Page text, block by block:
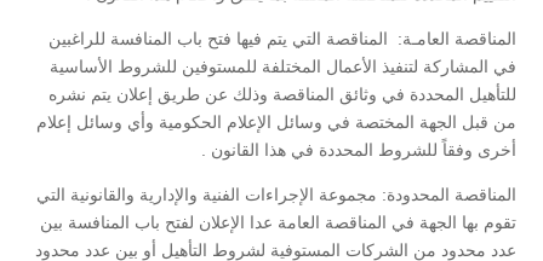
المناقصة العامـة:
المناقصة التي يتم فيها فتح باب المنافسة للراغبين
في المشاركة لتنفيذ الأعمال المختلفة للمستوفين للشروط الأساسية
للتأهيل المحددة في وثائق المناقصة وذلك عن طريق إعلان يتم نشره
من قبل الجهة المختصة في وسائل الإعلام الحكومية وأي وسائل إعلام
أخرى وفقاً للشروط المحددة في هذا القانون .
المناقصة المحدودة: مجموعة الإجراءات الفنية والإدارية والقانونية التي
تقوم بها الجهة في المناقصة العامة عدا الإعلان لفتح باب المنافسة بين
عدد محدود من الشركات المستوفية لشروط التأهيل أو بين عدد محدود